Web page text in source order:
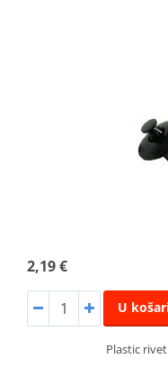
2,19 €
U
Plastic